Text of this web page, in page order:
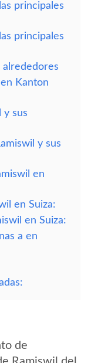
principales
principales
alrededores
Kanton
y sus
y sus
en
en Suiza:
en Suiza:
a en
de